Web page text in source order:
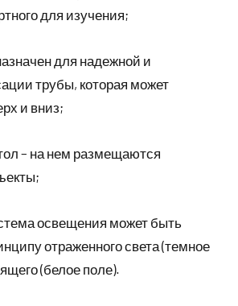
для изучения;
для надежной и
трубы, которая может
и вниз;
– на нем размещаются
освещения может быть
отраженного света (темное
(белое поле).